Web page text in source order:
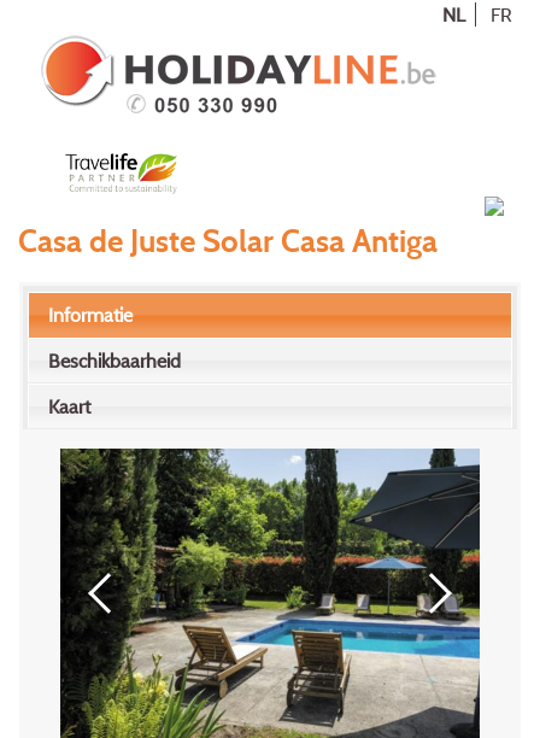
NL FR
Casa de Juste Solar Casa Antiga
Informatie
Beschikbaarheid
Kaart